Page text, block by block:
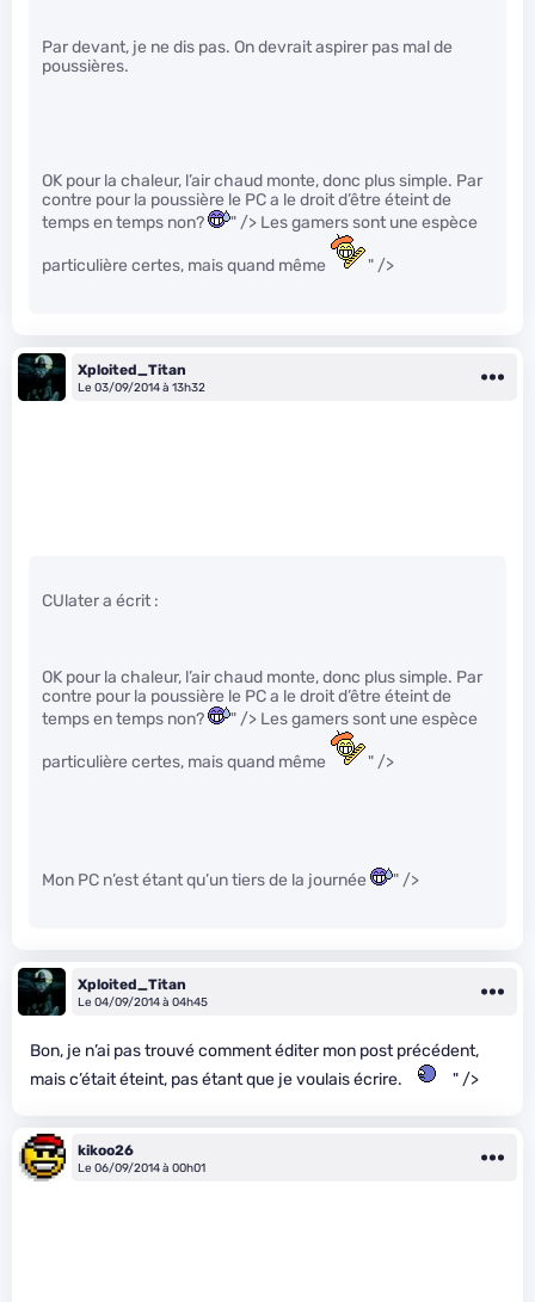
Par devant, je ne dis pas. On devrait aspirer pas mal de
poussières.
OK pour la chaleur, l’air chaud monte, donc plus simple. Par
contre pour la poussière le PC a le droit d’être éteint de
temps en temps non?
" /> Les gamers sont une espèce
particulière certes, mais quand même " />
Xploited_Titan
Le 03/09/2014 à 13h32
CUlater a écrit :
OK pour la chaleur, l’air chaud monte, donc plus simple. Par
contre pour la poussière le PC a le droit d’être éteint de
temps en temps non?
" /> Les gamers sont une espèce
particulière certes, mais quand même " />
Mon PC n’est étant qu’un tiers de la journée " />
Xploited_Titan
Le 04/09/2014 à 04h45
Bon, je n’ai pas trouvé comment éditer mon post précédent,
mais c’était éteint, pas étant que je voulais écrire.
" />
kikoo26
Le 06/09/2014 à 00h01